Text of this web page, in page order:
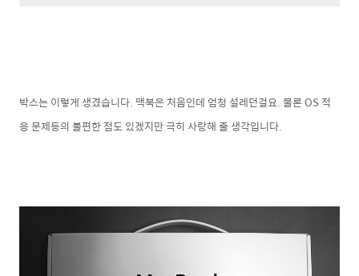
박스는 이렇게 생겼습니다. 맥북은 처음인데 엄청 설레던걸요. 물론 OS 적
응 문제등의 불편한 점도 있겠지만 극히 사랑해 줄 생각입니다.